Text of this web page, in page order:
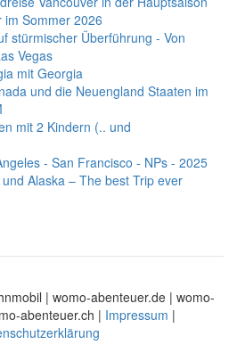
Sommer 2026
stürmischer Überführung - Von
Vegas
mit Georgia
und die Neuengland Staaten im
mit 2 Kindern (.. und
- San Francisco - NPs - 2025
Alaska – The best Trip ever
| womo-abenteuer.de | womo-
abenteuer.ch | Impressum |